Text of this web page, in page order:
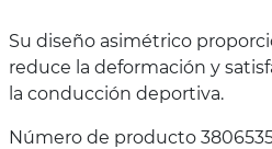
Su diseño asimétrico
reduce la deformación y
la conducción deportiva.
Número de producto